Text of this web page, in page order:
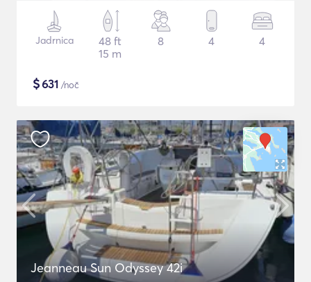
Jadrnica
48 ft
15 m
8 4 4
$631 /noč
Jeanneau Sun Odyssey 42i